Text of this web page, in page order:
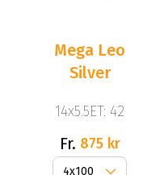
Mega Leo
Silver
14x5.5ET: 42
Fr. 875 kr